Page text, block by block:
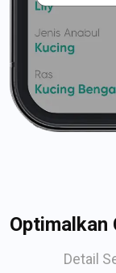
Optimalkan
Detail